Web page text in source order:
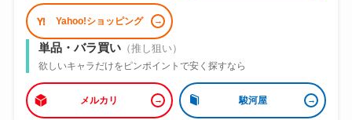
Yahoo!ショッピング
単品・バラ買い（推し狙い）
欲しいキャラだけをピンポイントで安く探すなら
メルカリ 駿河屋